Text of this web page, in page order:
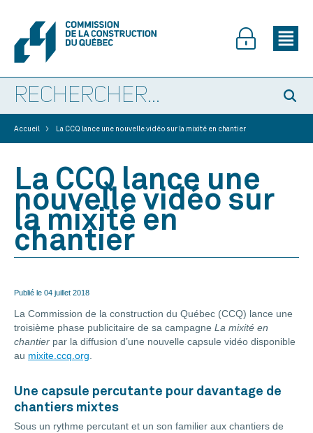
Accueil > La CCQ lance une nouvelle vidéo sur la mixité en chantier
La CCQ lance une
nouvelle vidéo sur
la mixité en
chantier
Publié le 04 juillet 2018
La Commission de la construction du Québec (CCQ) lance une
troisième phase publicitaire de sa campagne La mixité en
chantier par la diffusion d’une nouvelle capsule vidéo disponible
au mixite.ccq.org
Une capsule percutante pour davantage de
chantiers mixtes
Sous un rythme percutant et un son familier aux chantiers de